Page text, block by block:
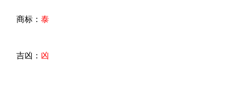
商标： 泰
吉凶： 凶